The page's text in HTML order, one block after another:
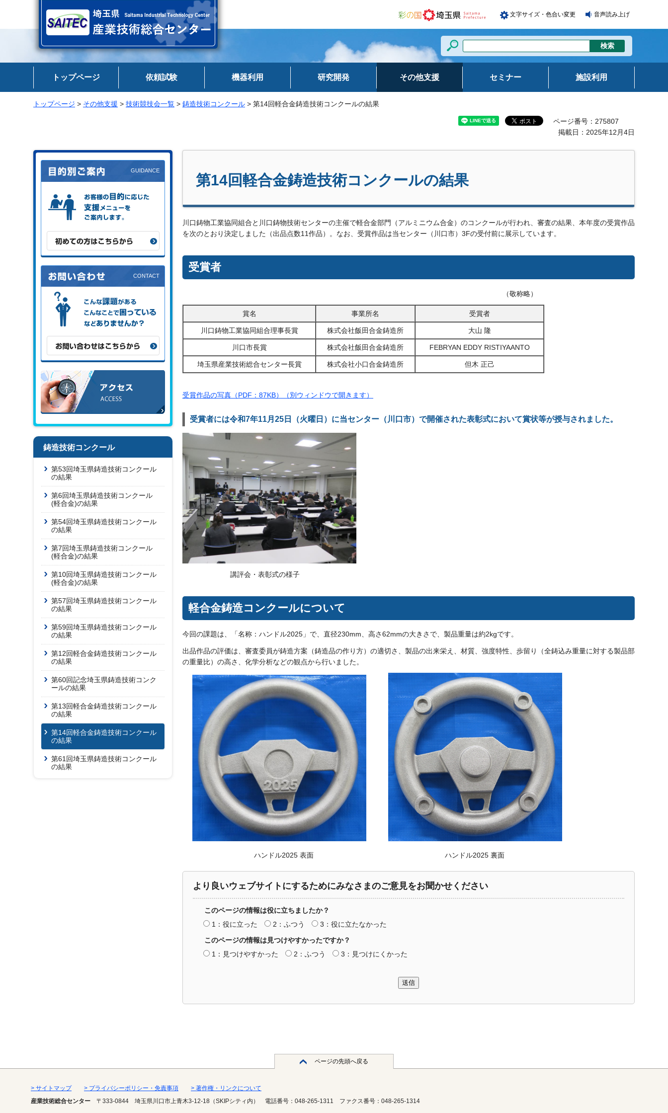
文字サイズ・色合い変更 音声読み上げ
トップページ 依頼試験 機器利用 研究開発 その他支援 セミナー 施設利用
トップページ > その他支援 > 技術競技会一覧 > 鋳造技術コンクール > 第14回軽合金鋳造技術コンクールの結果
ページ番号：275807
掲載日：2025年12月4日
お客様の目的に応じた支援メニュー
をご案内します。
初めての方はこちらから
こんな課題がある、こんなことで困
っている、などありませんか？
お問い合わせはこちらから
アクセス
鋳造技術コンクール
第53回埼玉県鋳造技術コンクール
の結果
第6回埼玉県鋳造技術コンクール
(軽合金)の結果
第54回埼玉県鋳造技術コンクール
の結果
第7回埼玉県鋳造技術コンクール
(軽合金)の結果
第10回埼玉県鋳造技術コンクール
(軽合金)の結果
第57回埼玉県鋳造技術コンクール
の結果
第59回埼玉県鋳造技術コンクール
の結果
第12回軽合金鋳造技術コンクール
の結果
第60回記念埼玉県鋳造技術コンク
ールの結果
第13回軽合金鋳造技術コンクール
の結果
第14回軽合金鋳造技術コンクール
の結果
第61回埼玉県鋳造技術コンクール
の結果
第14回軽合金鋳造技術コンクールの結果
川口鋳物工業協同組合と川口鋳物技術センターの主催で軽合金部門（アルミニウム合金）のコンクールが行われ、審査の結果、本年度の受賞作品
を次のとおり決定しました（出品点数11作品）。なお、受賞作品は当センター（川口市）3Fの受付前に展示しています。
受賞者
（敬称略）
賞名 事業所名 受賞者
川口鋳物工業協同組合理事長賞 株式会社飯田合金鋳造所 大山 隆
川口市長賞 株式会社飯田合金鋳造所 FEBRYAN EDDY RISTIYAANTO
埼玉県産業技術総合センター長賞 株式会社小口合金鋳造所 但木 正己
受賞作品の写真（PDF：87KB）（別ウィンドウで開きます）
受賞者には令和7年11月25日（火曜日）に当センター（川口市）で開催された表彰式において賞状等が授与されました。
講評会・表彰式の様子
軽合金鋳造コンクールについて
今回の課題は、「名称：ハンドル2025」で、直径230mm、高さ62mmの大きさで、製品重量は約2kgです。
出品作品の評価は、審査委員が鋳造方案（鋳造品の作り方）の適切さ、製品の出来栄え、材質、強度特性、歩留り（全鋳込み重量に対する製品部
の重量比）の高さ、化学分析などの観点から行いました。
ハンドル2025 表面 ハンドル2025 裏面
より良いウェブサイトにするためにみなさまのご意見をお聞かせください
このページの情報は役に立ちましたか？
1：役に立った
2：ふつう
3：役に立たなかった
このページの情報は見つけやすかったですか？
1：見つけやすかった
2：ふつう 3：見つけにくかった
送信
ページの先頭へ戻る
> サイトマップ > プライバシーポリシー・免責事項
> 著作権・リンクについて
産業技術総合センター
〒333-0844 埼玉県川口市上青木3-12-18（SKIPシティ内） 電話番号：048-265-1311 ファクス番号：048-265-1314